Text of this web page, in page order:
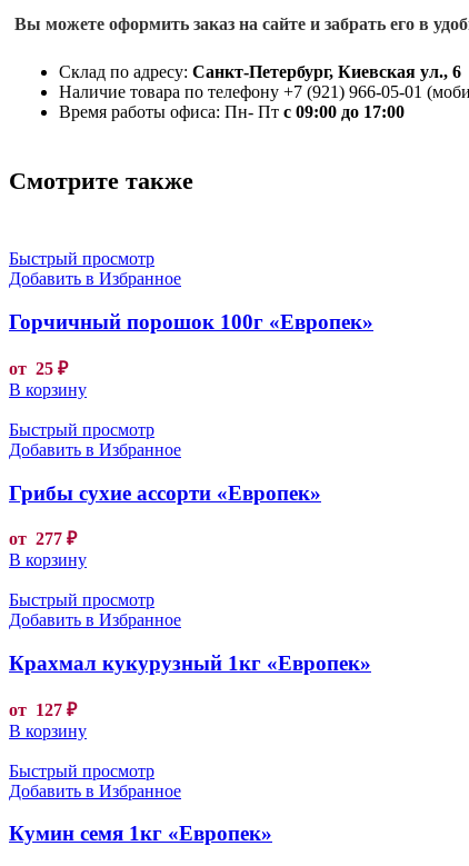
Вы можете оформить заказ на сайте и забрать его в
Склад по адресу: Санкт-Петербург, Киевская ул., 6
Наличие товара по телефону +7 (921) 966-05-01
Время работы офиса: Пн- Пт с 09:00 до 17:00
Смотрите также
Быстрый просмотр
Добавить в Избранное
Горчичный порошок 100г «Европек»
от 25 ₽
В корзину
Быстрый просмотр
Добавить в Избранное
Грибы сухие ассорти «Европек»
от 277 ₽
В корзину
Быстрый просмотр
Добавить в Избранное
Крахмал кукурузный 1кг «Европек»
от 127 ₽
В корзину
Быстрый просмотр
Добавить в Избранное
Кумин семя 1кг «Европек»